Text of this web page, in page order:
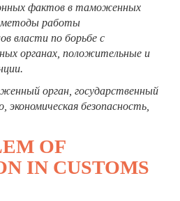
фактов в таможенных
методы работы
власти по борьбе с
органах, положительные и
орган, государственный
безопасность,
OF
IN CUSTOMS